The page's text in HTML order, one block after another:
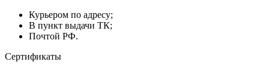
Курьером по адресу;
В пункт выдачи ТК;
Почтой РФ.
Сертификаты